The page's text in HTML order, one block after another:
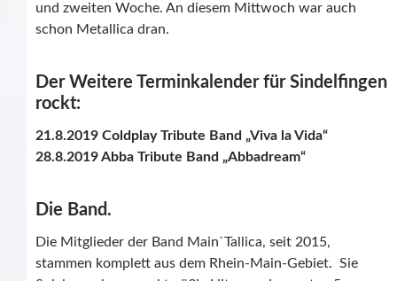
und zweiten Woche. An diesem Mittwoch war auch
schon Metallica dran.
Der Weitere Terminkalender für Sindelfingen
rockt:
21.8.2019 Coldplay Tribute Band „Viva la Vida“
28.8.2019 Abba Tribute Band „Abbadream“
Die Band.
Die Mitglieder der Band Main`Tallica, seit 2015,
stammen komplett aus dem Rhein-Main-Gebiet. Sie